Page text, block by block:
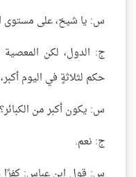
س: يا شيخ، على مستوى
ج: الدول، لكن المعصية
حكم لثلاثةٍ في اليوم
س: يكون أكبر من الكبائر؟
ج: نعم.